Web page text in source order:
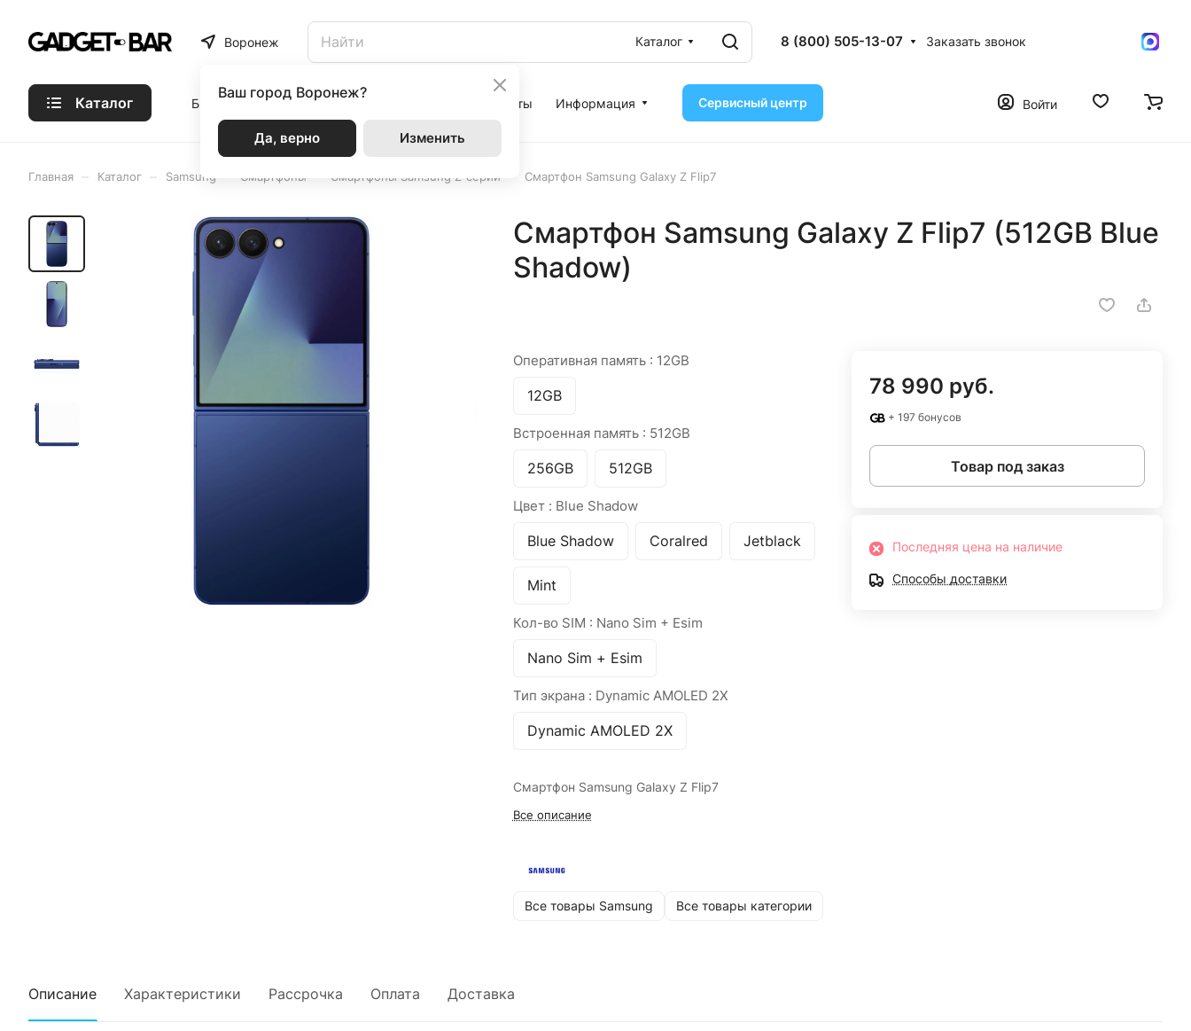
Воронеж
Ваш город Воронеж?
Да, верно Изменить
Каталог 8 (800) 505-13-07 Заказать звонок
Каталог Бренды Статьи Акции Контакты Информация Сервисный центр Войти
Главная Каталог Samsung Смартфоны Смартфоны Samsung Z-серии – Смартфон Samsung Galaxy Z Flip7
Смартфон Samsung Galaxy Z Flip7 (512GB Blue
Shadow)
Оперативная память : 12GB
12GB
Встроенная память : 512GB
256GB 512GB
Цвет : Blue Shadow
Blue Shadow Coralred Jetblack
Mint
Кол-во SIM : Nano Sim + Esim
Nano Sim + Esim
Тип экрана : Dynamic AMOLED 2X
Dynamic AMOLED 2X
Смартфон Samsung Galaxy Z Flip7
Все описание
Все товары Samsung Все товары категории
78 990 руб.
+ 197 бонусов
Товар под заказ
Последняя цена на наличие
Способы доставки
Описание Характеристики Рассрочка Оплата Доставка